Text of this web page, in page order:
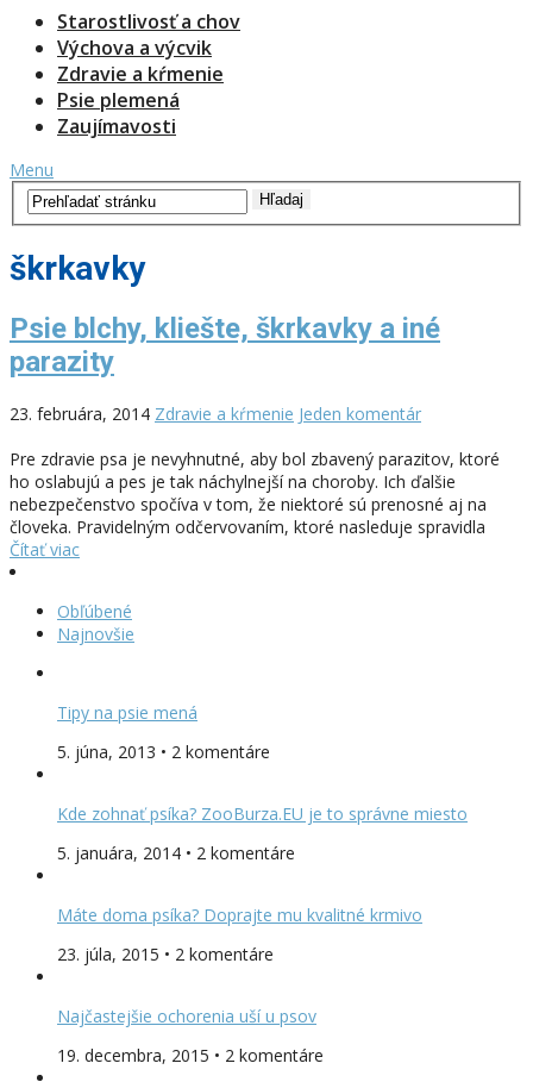
Starostlivosť a chov
Výchova a výcvik
Zdravie a kŕmenie
Psie plemená
Zaujímavosti
Menu
škrkavky
Psie blchy, kliešte, škrkavky a iné
parazity
23. februára, 2014 Zdravie a kŕmenie Jeden komentár
Pre zdravie psa je nevyhnutné, aby bol zbavený parazitov, ktoré
ho oslabujú a pes je tak náchylnejší na choroby. Ich ďalšie
nebezpečenstvo spočíva v tom, že niektoré sú prenosné aj na
človeka. Pravidelným odčervovaním, ktoré nasleduje spravidla
Čítať viac
Obľúbené
Najnovšie
Tipy na psie mená
5. júna, 2013 • 2 komentáre
Kde zohnať psíka? ZooBurza.EU je to správne miesto
5. januára, 2014 • 2 komentáre
Máte doma psíka? Doprajte mu kvalitné krmivo
23. júla, 2015 • 2 komentáre
Najčastejšie ochorenia uší u psov
19. decembra, 2015 • 2 komentáre